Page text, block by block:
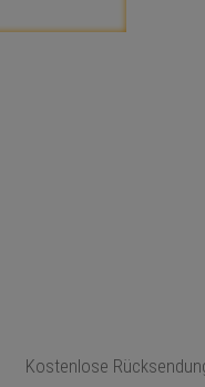
Kostenlose